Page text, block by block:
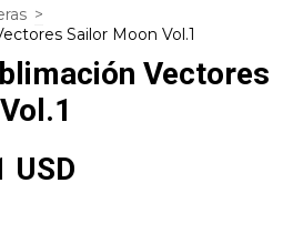
>
Sailor Moon Vol.1
Vectores
USD